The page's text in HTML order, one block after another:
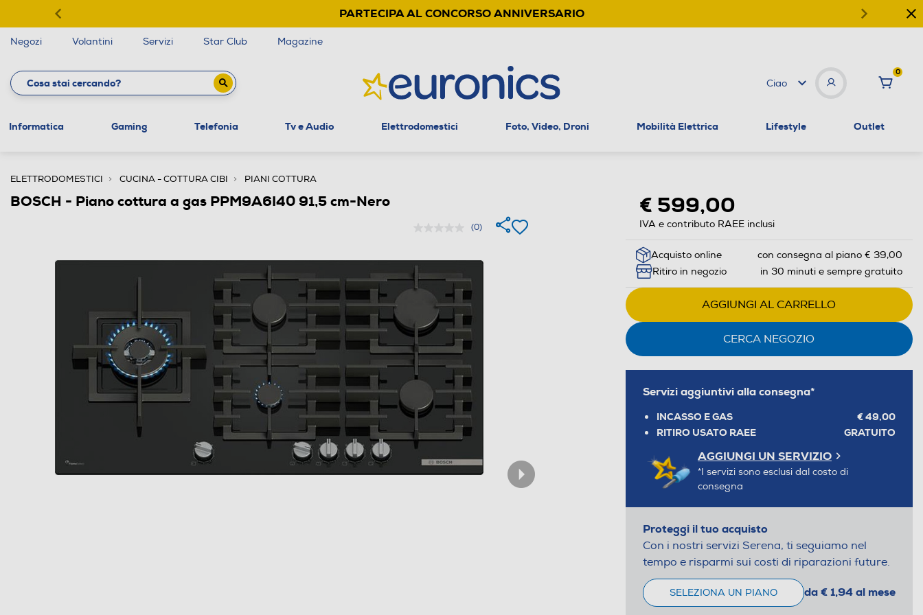
PARTECIPA AL CONCORSO ANNIVERSARIO
Negozi Volantini Servizi Star Club Magazine
Ciao
0
Informatica Gaming Telefonia Tv e Audio Elettrodomestici Foto, Video, Droni Mobilità Elettrica Lifestyle Outlet
ELETTRODOMESTICI CUCINA - COTTURA CIBI PIANI COTTURA
BOSCH - Piano cottura a gas PPM9A6I40 91,5 cm-Nero
(0)
€ 599,00
IVA e contributo RAEE inclusi
Acquisto online
con consegna al piano € 39,00
Ritiro in negozio
in 30 minuti e sempre gratuito
AGGIUNGI AL CARRELLO
CERCA NEGOZIO
Servizi aggiuntivi alla consegna*
INCASSO E GAS
€ 49,00
RITIRO USATO RAEE
GRATUITO
AGGIUNGI UN SERVIZIO
*I servizi sono esclusi dal costo di
consegna
Proteggi il tuo acquisto
Con i nostri servizi Serena, ti seguiamo nel
tempo e risparmi sui costi di riparazioni future.
SELEZIONA UN PIANO da € 1,94 al mese